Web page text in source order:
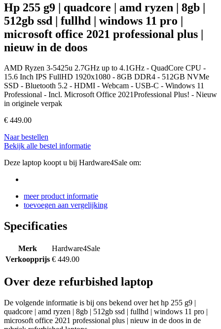
Hp 255 g9 | quadcore | amd ryzen | 8gb |
512gb ssd | fullhd | windows 11 pro |
microsoft office 2021 professional plus |
nieuw in de doos
AMD Ryzen 3-5425u 2.7GHz up to 4.1GHz - QuadCore CPU -
15.6 Inch IPS FullHD 1920x1080 - 8GB DDR4 - 512GB NVMe
SSD - Bluetooth 5.2 - HDMI - Webcam - USB-C - Windows 11
Professional - Incl. Microsoft Office 2021Professional Plus! - Nieuw
in originele verpak
€ 449.00
Naar bestellen
Bekijk alle bestel informatie
Deze laptop koopt u bij Hardware4Sale om:
meer product informatie
toevoegen aan vergelijking
Specificaties
Merk
Hardware4Sale
Verkoopprijs € 449.00
Over deze refurbished laptop
De volgende informatie is bij ons bekend over het hp 255 g9 |
quadcore | amd ryzen | 8gb | 512gb ssd | fullhd | windows 11 pro |
microsoft office 2021 professional plus | nieuw in de doos in de